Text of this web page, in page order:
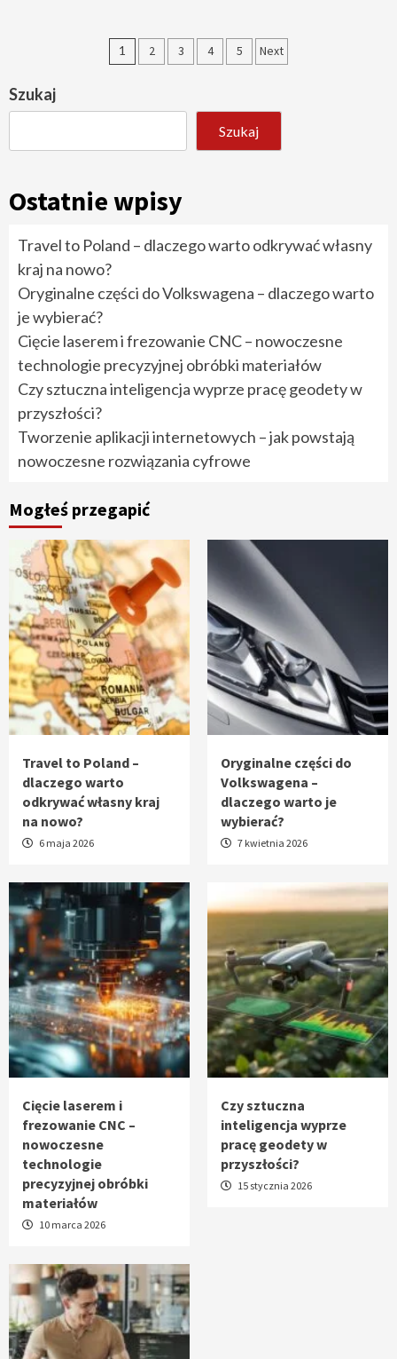
Stronicowanie
1 2 3 4 5 Next
Szukaj
Szukaj
Ostatnie wpisy
Travel to Poland – dlaczego warto odkrywać własny
kraj na nowo?
Oryginalne części do Volkswagena – dlaczego warto
je wybierać?
Cięcie laserem i frezowanie CNC – nowoczesne
technologie precyzyjnej obróbki materiałów
Czy sztuczna inteligencja wyprze pracę geodety w
przyszłości?
Tworzenie aplikacji internetowych – jak powstają
nowoczesne rozwiązania cyfrowe
Mogłeś przegapić
Travel to Poland –
dlaczego warto
odkrywać własny kraj
na nowo?
6 maja 2026
Oryginalne części do
Volkswagena –
dlaczego warto je
wybierać?
7 kwietnia 2026
Cięcie laserem i
frezowanie CNC –
nowoczesne
technologie
precyzyjnej obróbki
materiałów
10 marca 2026
Czy sztuczna
inteligencja wyprze
pracę geodety w
przyszłości?
15 stycznia 2026